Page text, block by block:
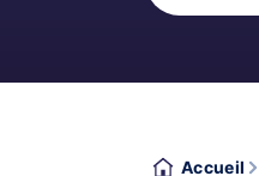
Accueil